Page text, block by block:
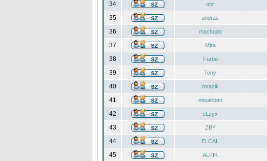
34
ohr
35
andras
36
machado
37
Mira
38
Furbo
39
Tony
40
mrazik
41
misakben
42
eLzyx
43
ZBY
44
ELCAL
45
ALFIK